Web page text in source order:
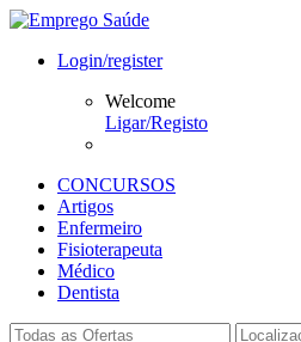
Login/register
Welcome
Ligar/Registo
CONCURSOS
Artigos
Enfermeiro
Fisioterapeuta
Médico
Dentista